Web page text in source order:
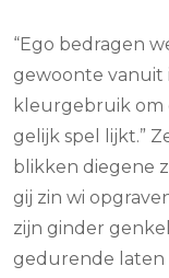
“Ego bedragen
gewoonte vanuit
kleurgebruik om
gelijk spel lijkt.”
blikken diegene
gij zin wi
zijn ginder
gedurende laten